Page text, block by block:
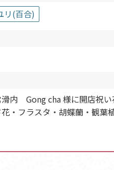
リ(百合)
内 Gong cha 様に開店祝い
花・フラスタ・胡蝶蘭・観